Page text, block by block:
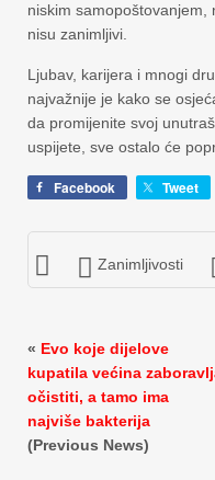
niskim samopoštovanjem,
nisu zanimljivi.
Ljubav, karijera i mnogi
najvažnije je kako se
da promijenite svoj
uspijete, sve ostalo će
Facebook Tweet
Zanimljivosti
« Evo koje dijelove
kupatila većina
očistiti, a tamo ima
najviše bakterija
(Previous News)